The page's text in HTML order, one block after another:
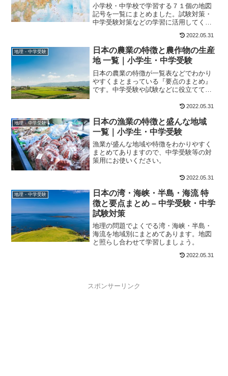
小学校・中学校で学習する７１個の地図
記号を一覧にまとめました。試験対策・
中学受験対策などの学習に活用してくだ
図記号も覚えておきましょう。 2022.05.31
地理 - 中学受験
日本の農業の特徴と農作物の生産
地 一覧｜小学生・中学受験
日本の農業の特徴が一覧表などでわかり
やすくまとまっている『要点のまとめ』
です。中学受験や試験などに役立ててく
2022.05.31
地理 - 中学受験
日本の漁業の特徴と盛んな地域
一覧｜小学生・中学受験
漁業が盛んな地域や特徴をわかりやすく
まとめてありますので、中学受験等の対
策用にお使いください。
2022.05.31
地理 - 中学受験
日本の湾・海峡・半島・海流 特
徴と要点まとめ – 中学受験・中学
試験対策
地理の問題でよくでる湾・海峡・半島・
海流を地域別にまとめてあります。地図
と照らし合わせて学習しましょう。
2022.05.31
スポンサーリンク